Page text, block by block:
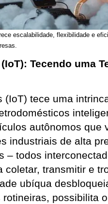
escalabilidade, flexibilidade e
Tecendo uma
(IoT) tece uma
autônomos que
industriais de alta
– todos
coletar, transmitir e
ubíqua
possibilita